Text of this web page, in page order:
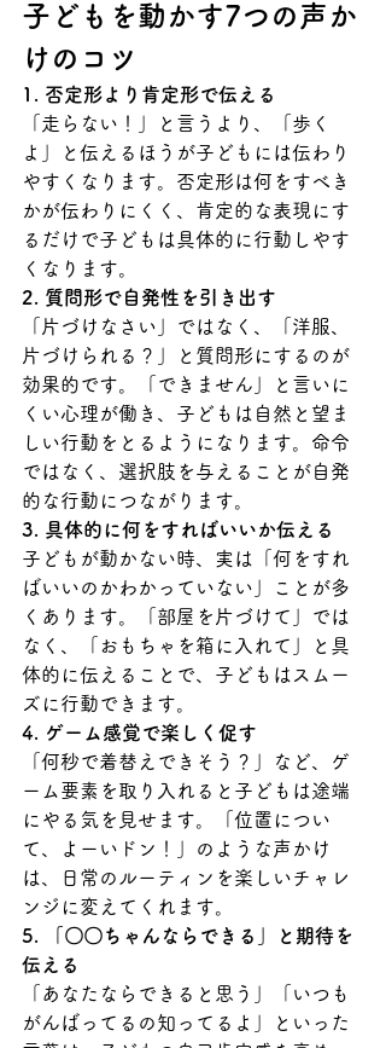
子どもを動かす7つの声か
けのコツ
1. 否定形より肯定形で伝える
「走らない！」と言うより、「歩く
よ」と伝えるほうが子どもには伝わり
やすくなります。否定形は何をすべき
かが伝わりにくく、肯定的な表現にす
るだけで子どもは具体的に行動しやす
くなります。
2. 質問形で自発性を引き出す
「片づけなさい」ではなく、「洋服、
片づけられる？」と質問形にするのが
効果的です。「できません」と言いに
くい心理が働き、子どもは自然と望ま
しい行動をとるようになります。命令
ではなく、選択肢を与えることが自発
的な行動につながります。
3. 具体的に何をすればいいか伝える
子どもが動かない時、実は「何をすれ
ばいいのかわかっていない」ことが多
くあります。「部屋を片づけて」では
なく、「おもちゃを箱に入れて」と具
体的に伝えることで、子どもはスムー
ズに行動できます。
4. ゲーム感覚で楽しく促す
「何秒で着替えできそう？」など、ゲ
ーム要素を取り入れると子どもは途端
にやる気を見せます。「位置につい
て、よーいドン！」のような声かけ
は、日常のルーティンを楽しいチャレ
ンジに変えてくれます。
5. 「〇〇ちゃんならできる」と期待を
伝える
「あなたならできると思う」「いつも
がんばってるの知ってるよ」といった